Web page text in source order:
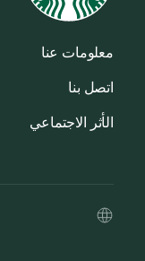
معلومات عنا
اتصل بنا
الأثر الاجتماعي